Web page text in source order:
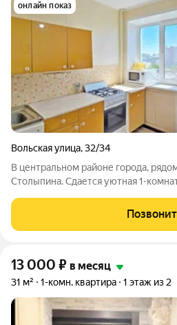
онлайн показ
Вольская улица,32/34
В центральном районе города,
Столыпина. Сдается уютная 1-
комфортного проживания.
13 000 ₽ в месяц
31 м² 1-комн. квартира 1 этаж из 2